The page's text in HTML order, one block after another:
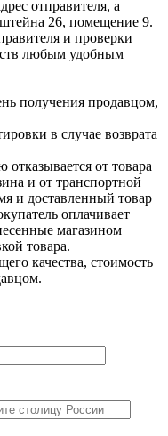
отправителя, а
26, помещение 9.
и проверки
любым удобным
получения продавцом,
в случае возврата
от товара
и от транспортной
и доставленный товар
оплачивает
магазином
товара.
качества, стоимость